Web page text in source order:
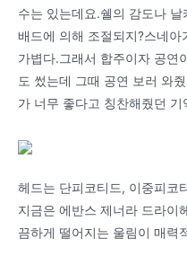
수는 있는데요.쉘의 감도나
배드에 의해 조절되지?스네
가볍다.그래서 합주이자 공연
도 썼는데 그때 공연 보러 와
가 너무 좋다고 칭찬해줬던 기
헤드는 단피코티드, 이중피코
지금은 에반스 제너라 드라이
끔하게 떨어지는 울림이 매력